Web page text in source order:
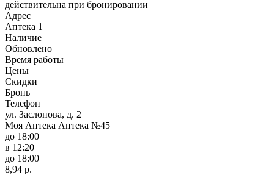
действительна при бронировании
Адрес
Аптека 1
Наличие
Обновлено
Время работы
Цены
Скидки
Бронь
Телефон
ул. Заслонова, д. 2
Моя Аптека Аптека №45
до 18:00
в 12:20
до 18:00
8,94 р.